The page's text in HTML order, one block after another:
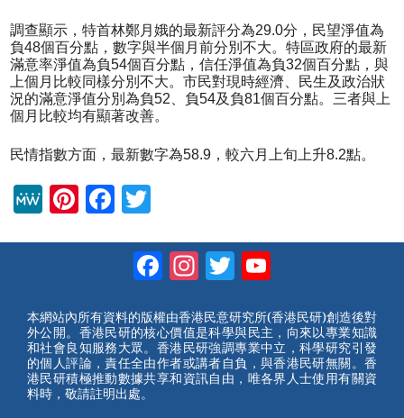
調查顯示，特首林鄭月娥的最新評分為29.0分，民望淨值為
負48個百分點，數字與半個月前分別不大。特區政府的最新
滿意率淨值為負54個百分點，信任淨值為負32個百分點，與
上個月比較同樣分別不大。市民對現時經濟、民生及政治狀
況的滿意淨值分別為負52、負54及負81個百分點。三者與上
個月比較均有顯著改善。
民情指數方面，最新數字為58.9，較六月上旬上升8.2點。
M
Pi
st
F
b
o
o
k
tt
er
Facebook
Instagram
Twitter
本網站內所有資料的版權由香港民意研究所(香港民研)創造後對
外公開。香港民研的核心價值是科學與民主，向來以專業知識
和社會良知服務大眾。香港民研強調專業中立，科學研究引發
的個人評論，責任全由作者或講者自負，與香港民研無關。香
港民研積極推動數據共享和資訊自由，唯各界人士使用有關資
料時，敬請註明出處。